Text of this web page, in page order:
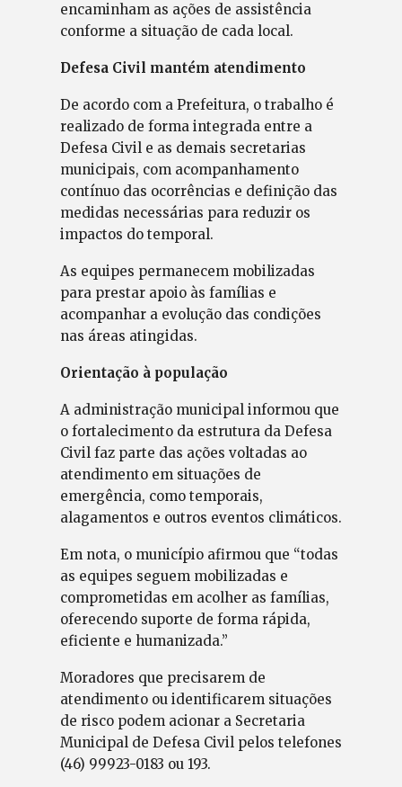
encaminham as ações de assistência
conforme a situação de cada local.
Defesa Civil mantém atendimento
De acordo com a Prefeitura, o trabalho é
realizado de forma integrada entre a
Defesa Civil e as demais secretarias
municipais, com acompanhamento
contínuo das ocorrências e definição das
medidas necessárias para reduzir os
impactos do temporal.
As equipes permanecem mobilizadas
para prestar apoio às famílias e
acompanhar a evolução das condições
nas áreas atingidas.
Orientação à população
A administração municipal informou que
o fortalecimento da estrutura da Defesa
Civil faz parte das ações voltadas ao
atendimento em situações de
emergência, como temporais,
alagamentos e outros eventos climáticos.
Em nota, o município afirmou que “todas
as equipes seguem mobilizadas e
comprometidas em acolher as famílias,
oferecendo suporte de forma rápida,
eficiente e humanizada.”
Moradores que precisarem de
atendimento ou identificarem situações
de risco podem acionar a Secretaria
Municipal de Defesa Civil pelos telefones
(46) 99923-0183 ou 193.